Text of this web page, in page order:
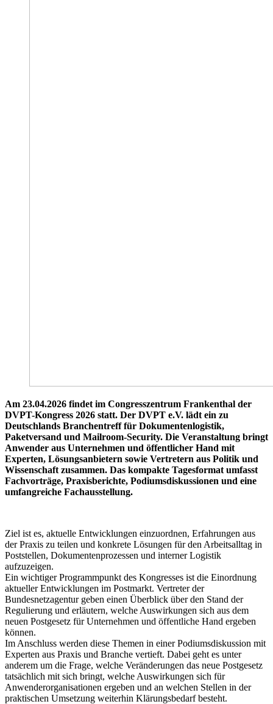
Am 23.04.2026 findet im Congresszentrum Frankenthal der
DVPT-Kongress 2026 statt. Der DVPT e.V. lädt ein zu
Deutschlands Branchentreff für Dokumentenlogistik,
Paketversand und Mailroom-Security. Die Veranstaltung bringt
Anwender aus Unternehmen und öffentlicher Hand mit
Experten, Lösungsanbietern sowie Vertretern aus Politik und
Wissenschaft zusammen. Das kompakte Tagesformat umfasst
Fachvorträge, Praxisberichte, Podiumsdiskussionen und eine
umfangreiche Fachausstellung.
Ziel ist es, aktuelle Entwicklungen einzuordnen, Erfahrungen aus
der Praxis zu teilen und konkrete Lösungen für den Arbeitsalltag in
Poststellen, Dokumentenprozessen und interner Logistik
aufzuzeigen.
Ein wichtiger Programmpunkt des Kongresses ist die Einordnung
aktueller Entwicklungen im Postmarkt. Vertreter der
Bundesnetzagentur geben einen Überblick über den Stand der
Regulierung und erläutern, welche Auswirkungen sich aus dem
neuen Postgesetz für Unternehmen und öffentliche Hand ergeben
können.
Im Anschluss werden diese Themen in einer Podiumsdiskussion mit
Experten aus Praxis und Branche vertieft. Dabei geht es unter
anderem um die Frage, welche Veränderungen das neue Postgesetz
tatsächlich mit sich bringt, welche Auswirkungen sich für
Anwenderorganisationen ergeben und an welchen Stellen in der
praktischen Umsetzung weiterhin Klärungsbedarf besteht.